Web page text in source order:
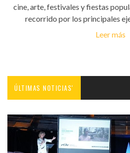
cine, arte, festivales y fiestas
recorrido por los principales
Leer más
ÚLTIMAS NOTICIAS'